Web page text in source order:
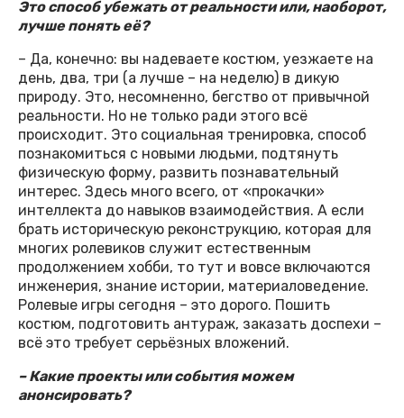
Это способ убежать от реальности или, наоборот,
лучше понять её?
– Да, конечно: вы надеваете костюм, уезжаете на
день, два, три (а лучше – на неделю) в дикую
природу. Это, несомненно, бегство от привычной
реальности. Но не только ради этого всё
происходит. Это социальная тренировка, способ
познакомиться с новыми людьми, подтянуть
физическую форму, развить познавательный
интерес. Здесь много всего, от «прокачки»
интеллекта до навыков взаимодействия. А если
брать историческую реконструкцию, которая для
многих ролевиков служит естественным
продолжением хобби, то тут и вовсе включаются
инженерия, знание истории, материаловедение.
Ролевые игры сегодня – это дорого. Пошить
костюм, подготовить антураж, заказать доспехи –
всё это требует серьёзных вложений.
– Какие проекты или события можем
анонсировать?